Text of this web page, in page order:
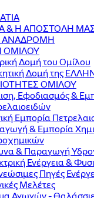
& Η ΑΠΟΣΤΟΛΗ
ΑΝΑΔΡΟΜΗ
ΟΜΙΛΟΥ
Δομή του Ομίλου
Δομή της
ΟΜΙΛΟΥ
Εφοδιασμός &
Εμπορία
& Εμπορία
& Παραγωγή
Ενέργεια &
Πηγές
Μελέτες